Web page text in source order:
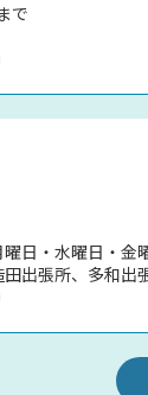
で
日・水曜日・金
出張所、多和出